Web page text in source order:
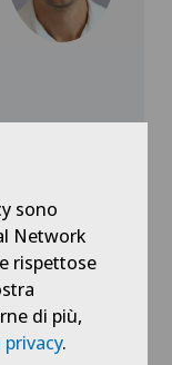
sono
Network
rispettose
di più,
.